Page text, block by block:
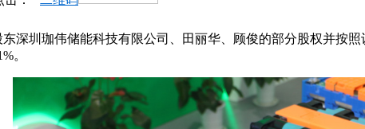
深圳珈伟储能科技有限公司、田丽华、顾俊的部分股权并按
。​